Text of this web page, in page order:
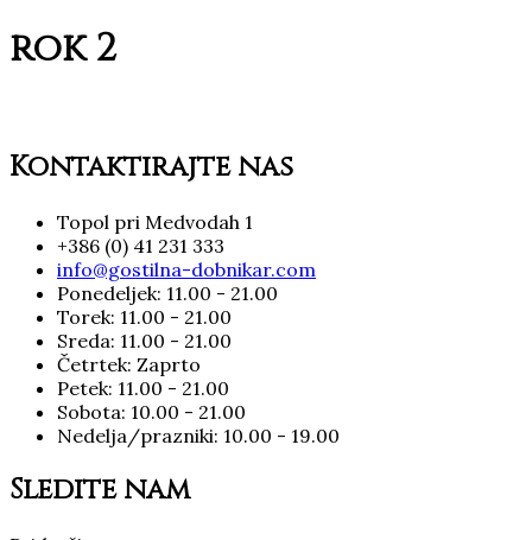
rok 2
Kontaktirajte nas
Topol pri Medvodah 1
+386 (0) 41 231 333
info@gostilna-dobnikar.com
Ponedeljek: 11.00 - 21.00
Torek: 11.00 - 21.00
Sreda: 11.00 - 21.00
Četrtek: Zaprto
Petek: 11.00 - 21.00
Sobota: 10.00 - 21.00
Nedelja/prazniki: 10.00 - 19.00
Sledite nam